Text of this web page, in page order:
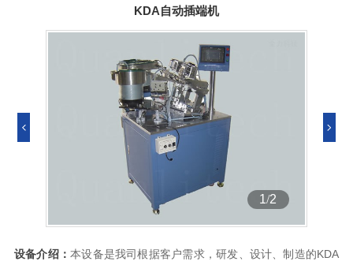
KDA自动插端机
1/2
设备介绍：本设备是我司根据客户需求，研发、设计、制造的KDA